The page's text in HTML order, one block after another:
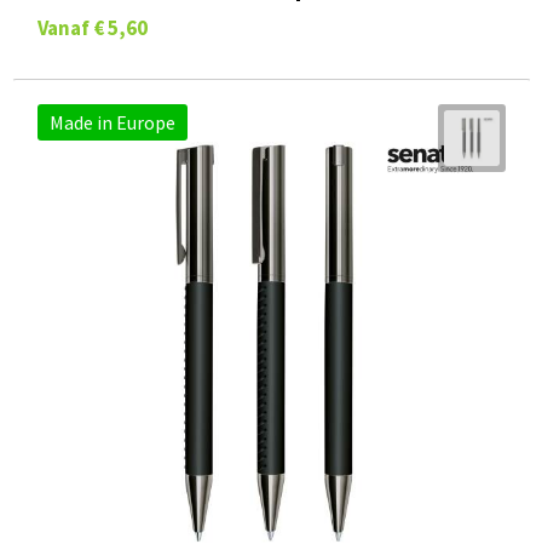
Vanaf € 5,60
Made in Europe